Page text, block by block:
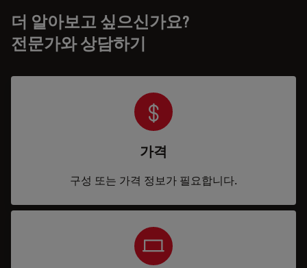
더 알아보고 싶으신가요?
전문가와 상담하기
가격
구성 또는 가격 정보가 필요합니다.